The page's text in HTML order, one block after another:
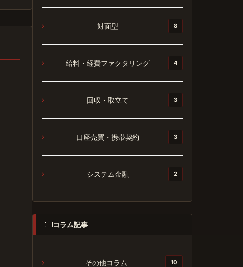
対面型 8
給料・経費ファクタリング 4
回収・取立て 3
口座売買・携帯契約 3
システム金融 2
コラム記事
その他コラム 10